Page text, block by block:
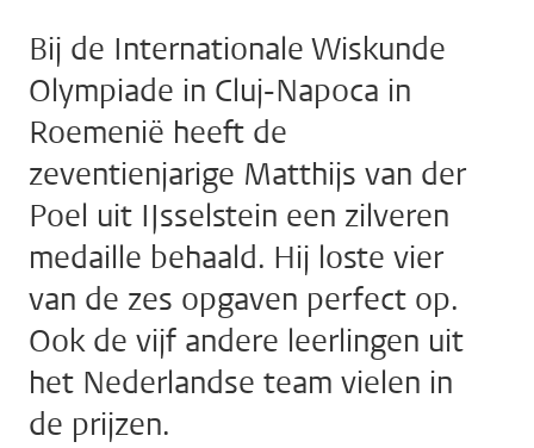
Bij de Internationale Wiskunde
Olympiade in Cluj-Napoca in
Roemenië heeft de
zeventienjarige Matthijs van der
Poel uit IJsselstein een zilveren
medaille behaald. Hij loste vier
van de zes opgaven perfect op.
Ook de vijf andere leerlingen uit
het Nederlandse team vielen in
de prijzen.